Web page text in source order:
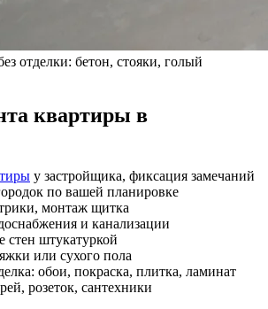
отделки: бетон, стояки, голый
квартиры в
у застройщика, фиксация замечаний
по вашей планировке
монтаж щитка
и канализации
стен штукатуркой
или сухого пола
обои, покраска, плитка, ламинат
розеток, сантехники